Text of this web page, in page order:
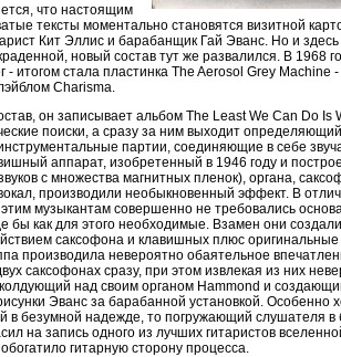
что настоящим
тексты моментально становятся визитной
Кит Эллис и барабанщик Гай Эванс. Но и здесь
новый состав тут же развалился. В 1968
итогом стала пластинка The Aerosol Grey Machine
Charisma.
он записывает альбом The Least We Can Do Is
поиски, а сразу за ним выходит
партии, соединяющие в себе
аппарат, изобретенный в 1946 году и
с множества магнитных пленок), органа,
производили необыкновенный эффект. В
музыкантам совершенно не требовались
бы как для этого необходимые. Взамен они
саксофона и клавишных плюс оригинальные
производила невероятно обаятельное
саксофонах сразу, при этом извлекая из них
над своим органом Hammond и
Эванс за барабанной установкой. Особенно
безумной надежде, то погружающий слушателя в
на запись одного из лучших гитаристов
гитарную сторону процесса.